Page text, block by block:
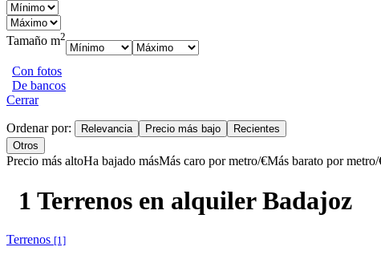
Tamaño m2
Con fotos
De bancos
Cerrar
Ordenar por: Relevancia Precio más bajo
Recientes
Otros
Precio más altoHa bajado másMás caro por metro/€Más barato por metro/
1 Terrenos en alquiler Badajoz
Terrenos [1]